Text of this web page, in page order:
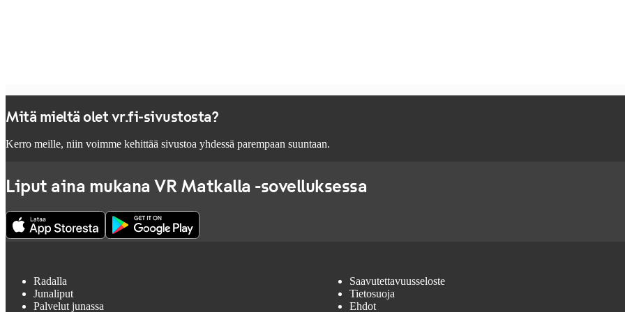
Mitä mieltä olet vr.fi-sivustosta?
Kerro meille, niin voimme kehittää sivustoa yhdessä parempaan suuntaan.
Liput aina mukana VR Matkalla -sovelluksessa
Radalla
Junaliput
Palvelut junassa
Saavutettavuusseloste
Tietosuoja
Ehdot